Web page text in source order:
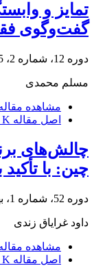
تمایز و
گفت‌وگوی
دوره 12، شماره 2، 1395، صفحه
مسلم محمدی
مشاهده
اصل مقاله K
چالش‌های
چین: با
دوره 52، شماره 1، بهار 1401، صفحه
داود غرایاق زندی
مشاهده
اصل مقاله K